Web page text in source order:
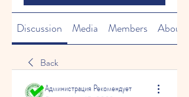
Discussion Media Members About
Back
Администрация Рекомендует